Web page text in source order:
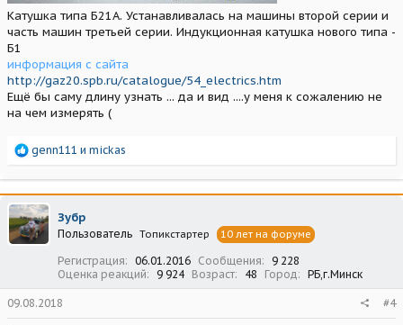
Катушка типа Б21А. Устанавливалась на машины второй серии и
часть машин третьей серии. Индукционная катушка нового типа -
Б1
информация с сайта
http://gaz20.spb.ru/catalogue/54_electrics.htm
Ещё бы саму длину узнать ... да и вид ....у меня к сожалению не
на чем измерять (
Р
а
к
ц
и
и
genn111 и mickas
Зубр
Пользователь Топикстартер 10 лет на форуме
Регистрация 06.01.2016 Сообщения
9 228
Оценка реакций
9 924 Возраст 48 Город РБ,г.Минск
09.08.2018 #4